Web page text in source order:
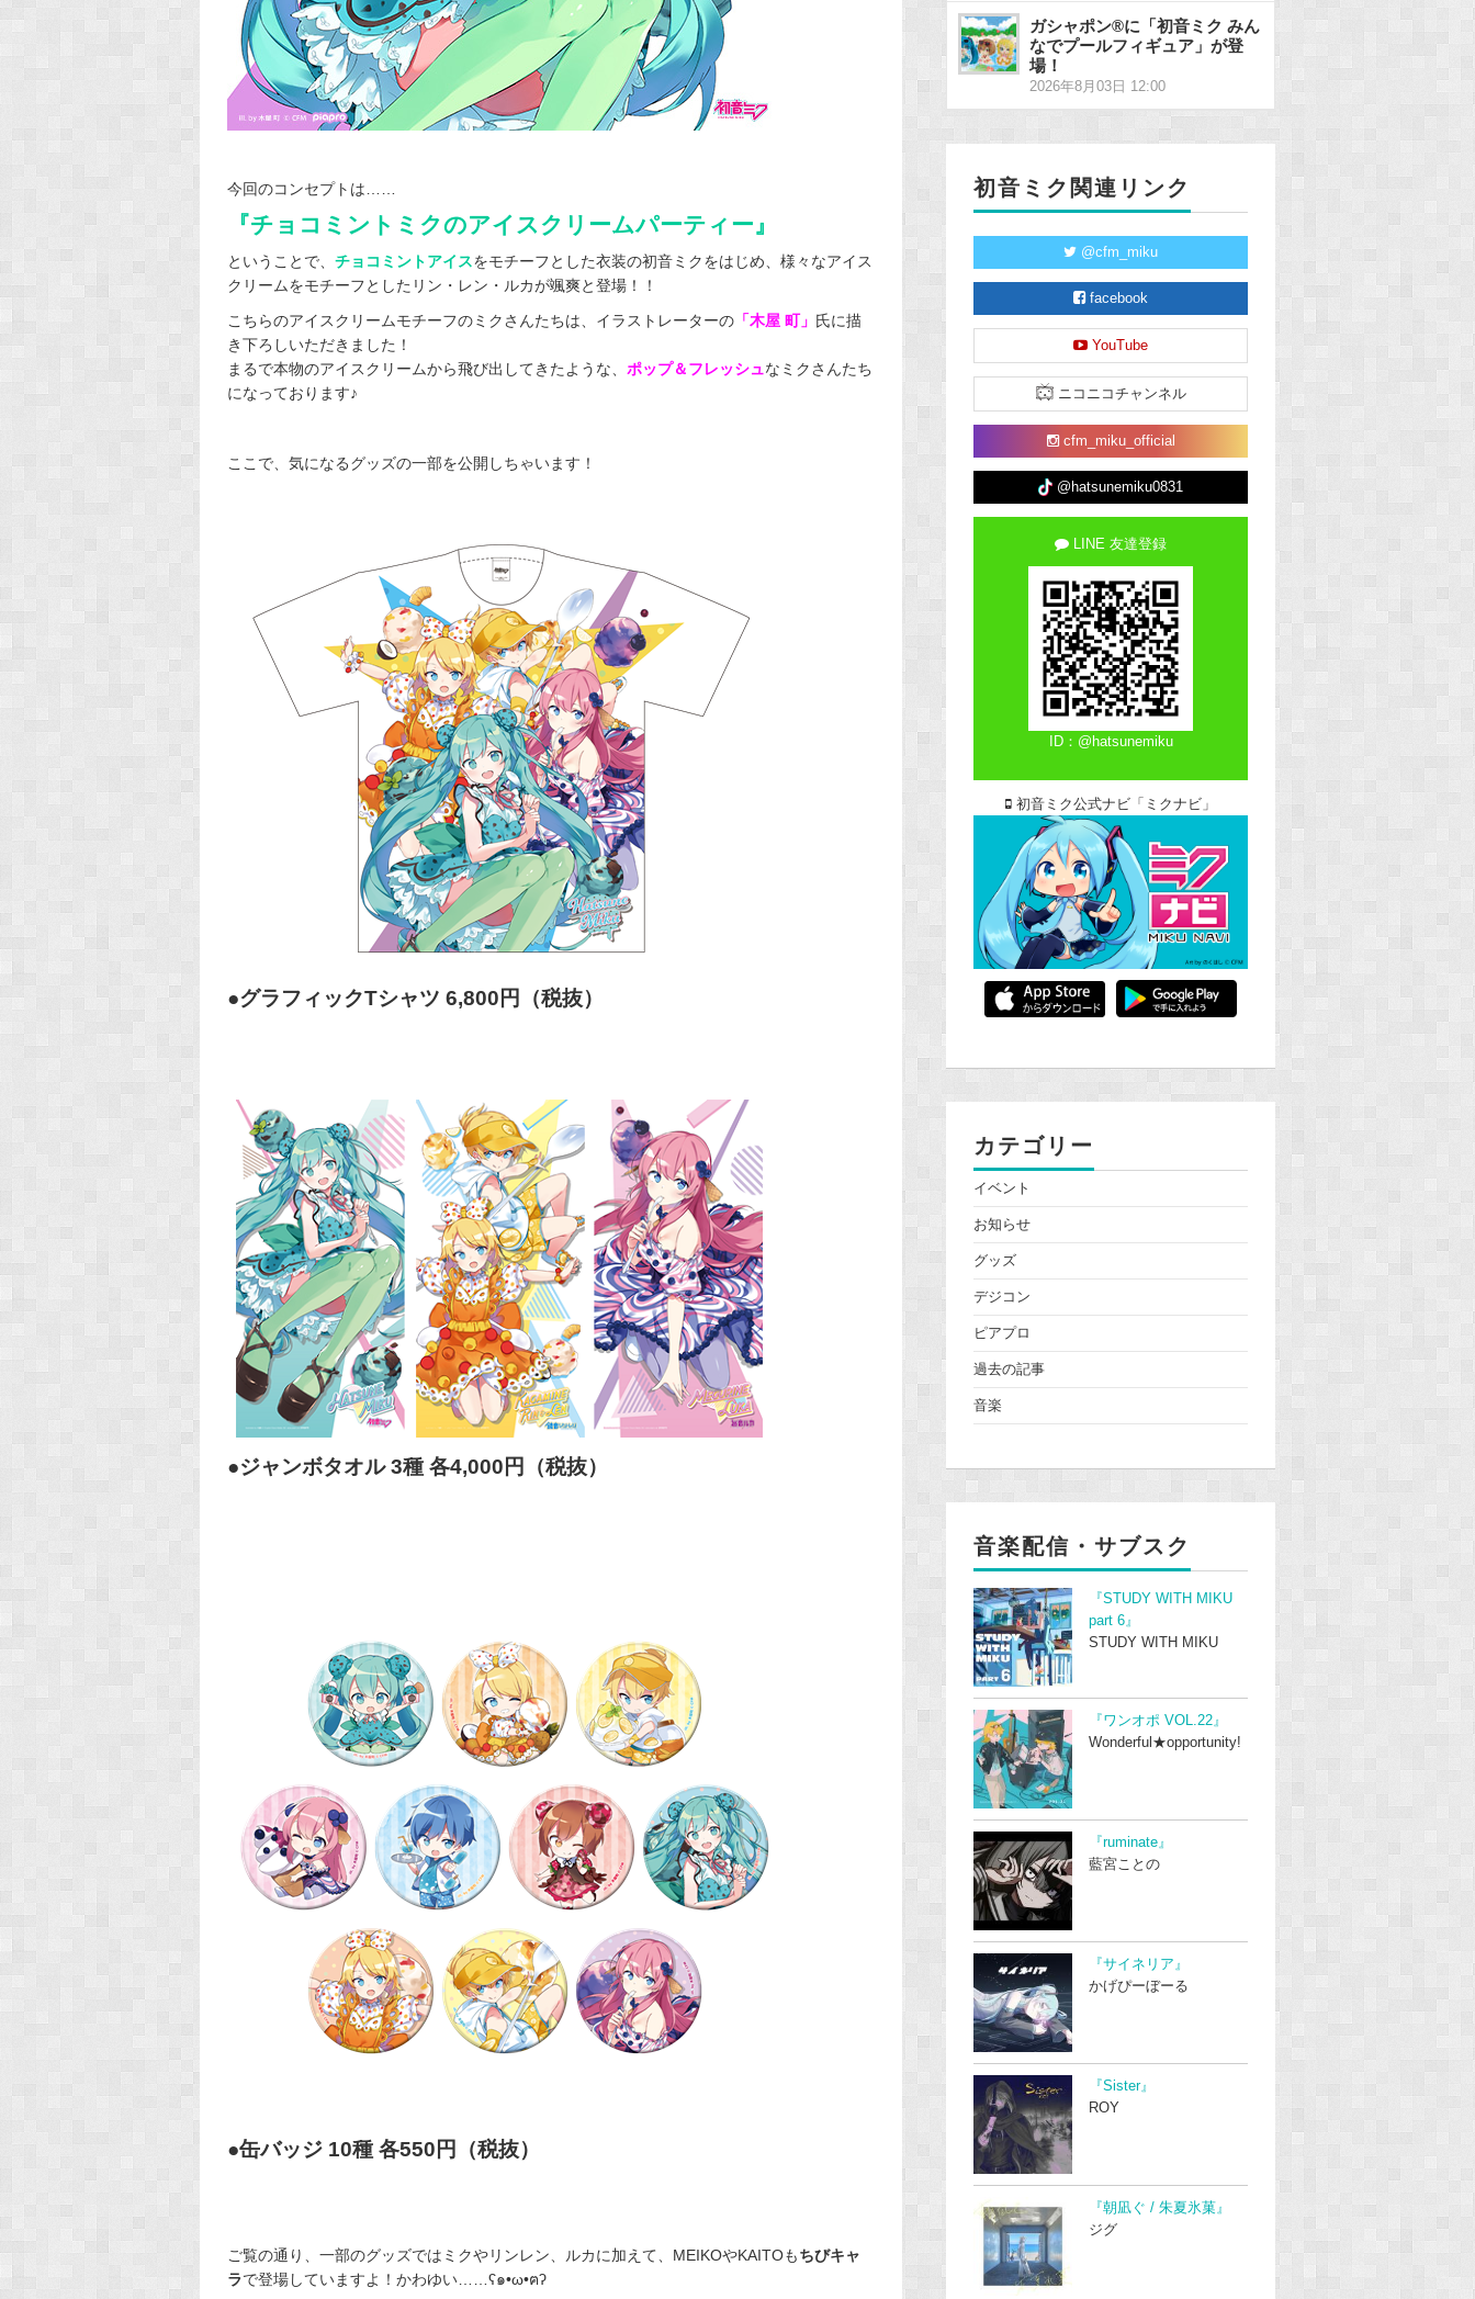
今回のコンセプトは……
『チョコミントミクのアイスクリームパーティー』
ということで、 チョコミントアイスをモチーフとした衣装の初音ミクをはじめ、様々なアイス
クリームをモチーフとしたリン・レン・ルカが颯爽と登場！！
こちらのアイスクリームモチーフのミクさんたちは、イラストレーターの 「木屋 町」 氏に描
き下ろしいただきました！
まるで本物のアイスクリームから飛び出してきたような、 ポップ＆フレッシュなミクさんたち
になっております♪
ここで、気になるグッズの一部を公開しちゃいます！
●グラフィックTシャツ 6,800円（税抜）
●ジャンボタオル 3種 各4,000円（税抜）
●缶バッジ 10種 各550円（税抜）
ご覧の通り、一部のグッズではミクやリンレン、ルカに加えて、MEIKOやKAITOもちびキャ
ラで登場していますよ！かわゆい……ʕ๑•ω•ฅʔ
ガシャポン®に「初音ミク みん
なでプールフィギュア」が登
場！
2026年8月03日 12:00
初音ミク関連リンク
@cfm_miku
facebook
YouTube
ニコニコチャンネル
cfm_miku_official
@hatsunemiku0831
LINE 友達登録
ID：@hatsunemiku
初音ミク公式ナビ「ミクナビ」
カテゴリー
イベント
お知らせ
グッズ
デジコン
ピアプロ
過去の記事
音楽
音楽配信・サブスク
『STUDY WITH MIKU
part 6』
STUDY WITH MIKU
『ワンオポ VOL.22』
Wonderful★opportunity!
『ruminate』
藍宮ことの
『サイネリア』
かげぴーぼーる
『Sister』
ROY
『朝凪ぐ / 朱夏氷菓』
ジグ